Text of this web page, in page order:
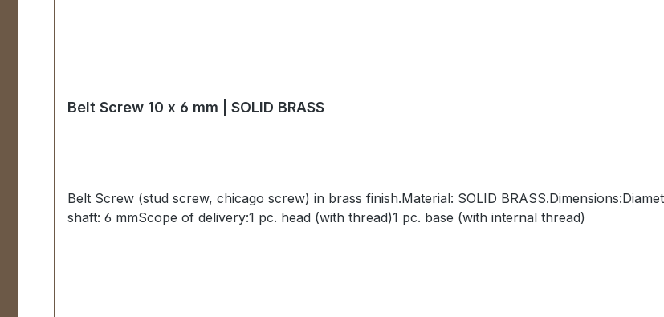
Belt Screw 10 x 6 mm | SOLID BRASS
Belt Screw (stud screw, chicago screw) in brass finish.Material: SOLID
shaft: 6 mmScope of delivery:1 pc. head (with thread)1 pc. base (with internal thread)